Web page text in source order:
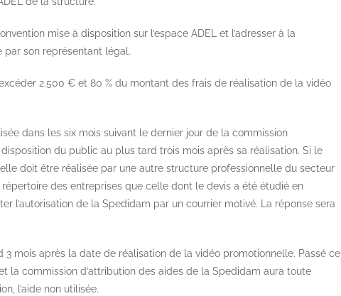
mise à disposition sur l’espace ADEL et l’adresser à la
son représentant légal.
2.500 € et 80 % du montant des frais de réalisation de la vidéo
dans les six mois suivant le dernier jour de la commission
du public au plus tard trois mois après sa réalisation. Si le
doit être réalisée par une autre structure professionnelle du secteur
des entreprises que celle dont le devis a été étudié en
l’autorisation de la Spedidam par un courrier motivé. La réponse sera
3 mois après la date de réalisation de la vidéo promotionnelle. Passé ce
la commission d’attribution des aides de la Spedidam aura toute
l’aide non utilisée.